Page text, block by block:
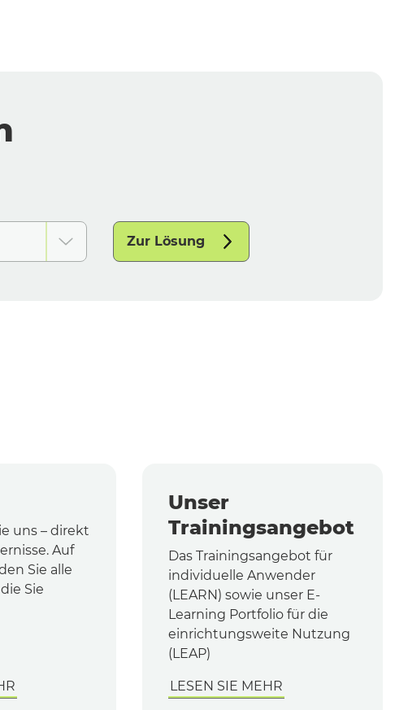
Zur Lösung
uns – direkt
Auf
Sie alle
Sie
Unser
Trainingsangebot
Das Trainingsangebot für
individuelle Anwender
(LEARN) sowie unser E-
Learning Portfolio für die
einrichtungsweite Nutzung
(LEAP)
LESEN SIE MEHR